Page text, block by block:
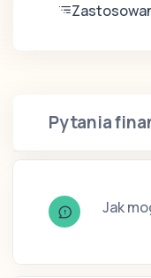
Pytania
Jak